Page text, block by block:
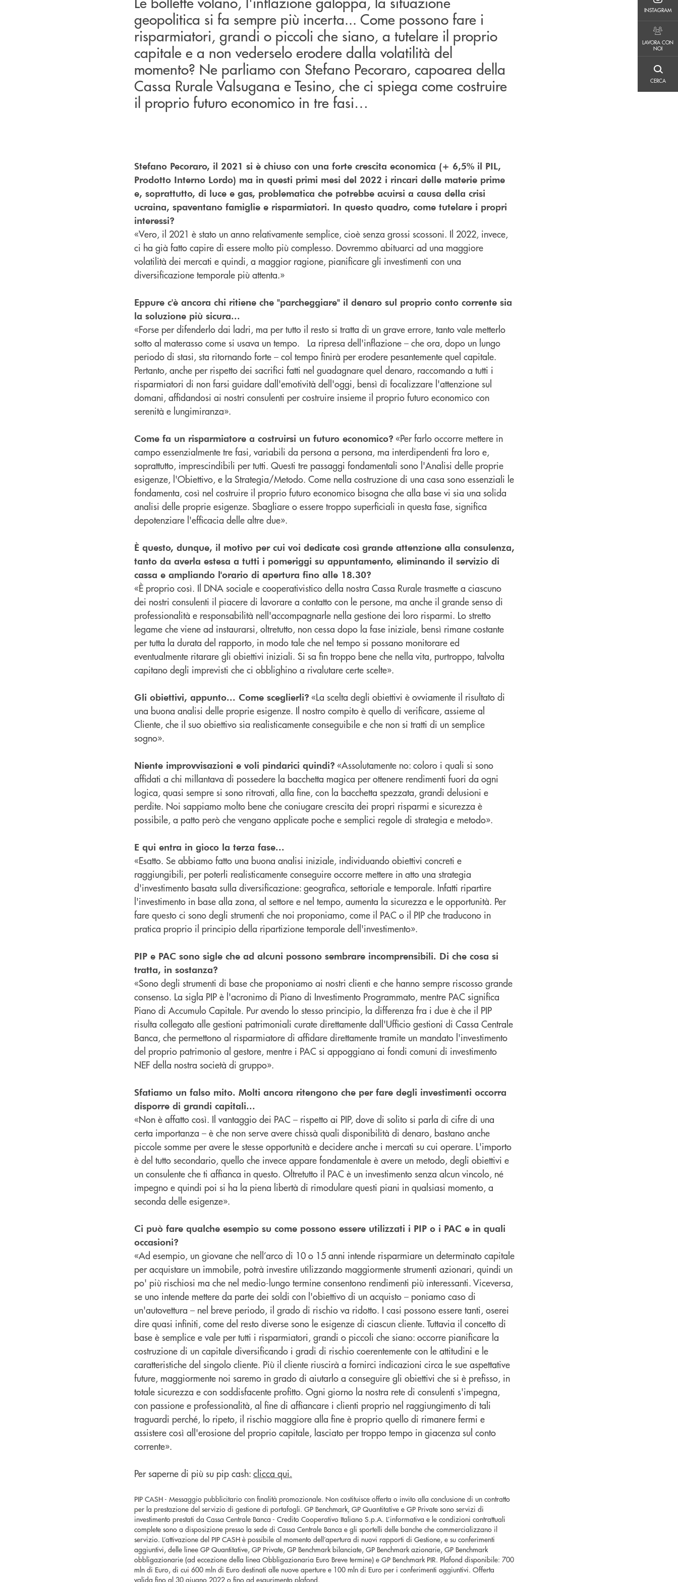
INSTAGRAM
LAVORA CON
NOI
CERCA
geopolitica si fa sempre più incerta... Come possono fare i
risparmiatori, grandi o piccoli che siano, a tutelare il proprio
capitale e a non vederselo erodere dalla volatilità del
momento? Ne parliamo con Stefano Pecoraro, capoarea della
Cassa Rurale Valsugana e Tesino, che ci spiega come costruire
il proprio futuro economico in tre fasi…
Stefano Pecoraro, il 2021 si è chiuso con una forte crescita economica (+ 6,5% il PIL,
Prodotto Interno Lordo) ma in questi primi mesi del 2022 i rincari delle materie prime
e, soprattutto, di luce e gas, problematica che potrebbe acuirsi a causa della crisi
ucraina, spaventano famiglie e risparmiatori. In questo quadro, come tutelare i propri
interessi?
«Vero, il 2021 è stato un anno relativamente semplice, cioè senza grossi scossoni. Il 2022, invece,
ci ha già fatto capire di essere molto più complesso. Dovremmo abituarci ad una maggiore
volatilità dei mercati e quindi, a maggior ragione, pianificare gli investimenti con una
diversificazione temporale più attenta.»
Eppure c'è ancora chi ritiene che "parcheggiare" il denaro sul proprio conto corrente sia
la soluzione più sicura...
«Forse per difenderlo dai ladri, ma per tutto il resto si tratta di un grave errore, tanto vale metterlo
sotto al materasso come si usava un tempo. La ripresa dell'inflazione – che ora, dopo un lungo
periodo di stasi, sta ritornando forte – col tempo finirà per erodere pesantemente quel capitale.
Pertanto, anche per rispetto dei sacrifici fatti nel guadagnare quel denaro, raccomando a tutti i
risparmiatori di non farsi guidare dall'emotività dell'oggi, bensì di focalizzare l'attenzione sul
domani, affidandosi ai nostri consulenti per costruire insieme il proprio futuro economico con
serenità e lungimiranza».
Come fa un risparmiatore a costruirsi un futuro economico? «Per farlo occorre mettere in
campo essenzialmente tre fasi, variabili da persona a persona, ma interdipendenti fra loro e,
soprattutto, imprescindibili per tutti. Questi tre passaggi fondamentali sono l'Analisi delle proprie
esigenze, l'Obiettivo, e la Strategia/Metodo. Come nella costruzione di una casa sono essenziali le
fondamenta, così nel costruire il proprio futuro economico bisogna che alla base vi sia una solida
analisi delle proprie esigenze. Sbagliare o essere troppo superficiali in questa fase, significa
depotenziare l'efficacia delle altre due».
È questo, dunque, il motivo per cui voi dedicate così grande attenzione alla consulenza,
tanto da averla estesa a tutti i pomeriggi su appuntamento, eliminando il servizio di
cassa e ampliando l'orario di apertura fino alle 18.30?
«È proprio così. Il DNA sociale e cooperativistico della nostra Cassa Rurale trasmette a ciascuno
dei nostri consulenti il piacere di lavorare a contatto con le persone, ma anche il grande senso di
professionalità e responsabilità nell'accompagnarle nella gestione dei loro risparmi. Lo stretto
legame che viene ad instaurarsi, oltretutto, non cessa dopo la fase iniziale, bensì rimane costante
per tutta la durata del rapporto, in modo tale che nel tempo si possano monitorare ed
eventualmente ritarare gli obiettivi iniziali. Si sa fin troppo bene che nella vita, purtroppo, talvolta
capitano degli imprevisti che ci obblighino a rivalutare certe scelte».
Gli obiettivi, appunto... Come sceglierli? «La scelta degli obiettivi è ovviamente il risultato di
una buona analisi delle proprie esigenze. Il nostro compito è quello di verificare, assieme al
Cliente, che il suo obiettivo sia realisticamente conseguibile e che non si tratti di un semplice
sogno».
Niente improvvisazioni e voli pindarici quindi? «Assolutamente no: coloro i quali si sono
affidati a chi millantava di possedere la bacchetta magica per ottenere rendimenti fuori da ogni
logica, quasi sempre si sono ritrovati, alla fine, con la bacchetta spezzata, grandi delusioni e
perdite. Noi sappiamo molto bene che coniugare crescita dei propri risparmi e sicurezza è
possibile, a patto però che vengano applicate poche e semplici regole di strategia e metodo».
E qui entra in gioco la terza fase...
«Esatto. Se abbiamo fatto una buona analisi iniziale, individuando obiettivi concreti e
raggiungibili, per poterli realisticamente conseguire occorre mettere in atto una strategia
d'investimento basata sulla diversificazione: geografica, settoriale e temporale. Infatti ripartire
l'investimento in base alla zona, al settore e nel tempo, aumenta la sicurezza e le opportunità. Per
fare questo ci sono degli strumenti che noi proponiamo, come il PAC o il PIP che traducono in
pratica proprio il principio della ripartizione temporale dell'investimento».
PIP e PAC sono sigle che ad alcuni possono sembrare incomprensibili. Di che cosa si
tratta, in sostanza?
«Sono degli strumenti di base che proponiamo ai nostri clienti e che hanno sempre riscosso grande
consenso. La sigla PIP è l'acronimo di Piano di Investimento Programmato, mentre PAC significa
Piano di Accumulo Capitale. Pur avendo lo stesso principio, la differenza fra i due è che il PIP
risulta collegato alle gestioni patrimoniali curate direttamente dall'Ufficio gestioni di Cassa Centrale
Banca, che permettono al risparmiatore di affidare direttamente tramite un mandato l'investimento
del proprio patrimonio al gestore, mentre i PAC si appoggiano ai fondi comuni di investimento
NEF della nostra società di gruppo».
Sfatiamo un falso mito. Molti ancora ritengono che per fare degli investimenti occorra
disporre di grandi capitali...
«Non è affatto così. Il vantaggio dei PAC – rispetto ai PIP, dove di solito si parla di cifre di una
certa importanza – è che non serve avere chissà quali disponibilità di denaro, bastano anche
piccole somme per avere le stesse opportunità e decidere anche i mercati su cui operare. L'importo
è del tutto secondario, quello che invece appare fondamentale è avere un metodo, degli obiettivi e
un consulente che ti affianca in questo. Oltretutto il PAC è un investimento senza alcun vincolo, né
impegno e quindi poi si ha la piena libertà di rimodulare questi piani in qualsiasi momento, a
seconda delle esigenze».
Ci può fare qualche esempio su come possono essere utilizzati i PIP o i PAC e in quali
occasioni?
«Ad esempio, un giovane che nell’arco di 10 o 15 anni intende risparmiare un determinato capitale
per acquistare un immobile, potrà investire utilizzando maggiormente strumenti azionari, quindi un
po' più rischiosi ma che nel medio-lungo termine consentono rendimenti più interessanti. Viceversa,
se uno intende mettere da parte dei soldi con l'obiettivo di un acquisto – poniamo caso di
un'autovettura – nel breve periodo, il grado di rischio va ridotto. I casi possono essere tanti, oserei
dire quasi infiniti, come del resto diverse sono le esigenze di ciascun cliente. Tuttavia il concetto di
base è semplice e vale per tutti i risparmiatori, grandi o piccoli che siano: occorre pianificare la
costruzione di un capitale diversificando i gradi di rischio coerentemente con le attitudini e le
caratteristiche del singolo cliente. Più il cliente riuscirà a fornirci indicazioni circa le sue aspettative
future, maggiormente noi saremo in grado di aiutarlo a conseguire gli obiettivi che si è prefisso, in
totale sicurezza e con soddisfacente profitto. Ogni giorno la nostra rete di consulenti s'impegna,
con passione e professionalità, al fine di affiancare i clienti proprio nel raggiungimento di tali
traguardi perché, lo ripeto, il rischio maggiore alla fine è proprio quello di rimanere fermi e
assistere così all'erosione del proprio capitale, lasciato per troppo tempo in giacenza sul conto
corrente».
Per saperne di più su pip cash: clicca qui.
PIP CASH - Messaggio pubblicitario con finalità promozionale. Non costituisce offerta o invito alla conclusione di un contratto
per la prestazione del servizio di gestione di portafogli. GP Benchmark, GP Quantitative e GP Private sono servizi di
investimento prestati da Cassa Centrale Banca - Credito Cooperativo Italiano S.p.A. L’informativa e le condizioni contrattuali
complete sono a disposizione presso la sede di Cassa Centrale Banca e gli sportelli delle banche che commercializzano il
servizio. L’attivazione del PIP CASH è possibile al momento dell’apertura di nuovi rapporti di Gestione, e su conferimenti
aggiuntivi, delle linee GP Quantitative, GP Private, GP Benchmark bilanciate, GP Benchmark azionarie, GP Benchmark
obbligazionarie (ad eccezione della linea Obbligazionaria Euro Breve termine) e GP Benchmark PIR. Plafond disponibile: 700
mln di Euro, di cui 600 mln di Euro destinati alle nuove aperture e 100 mln di Euro per i conferimenti aggiuntivi. Offerta
valida fino al 30 giugno 2022 o fino ad esaurimento plafond.